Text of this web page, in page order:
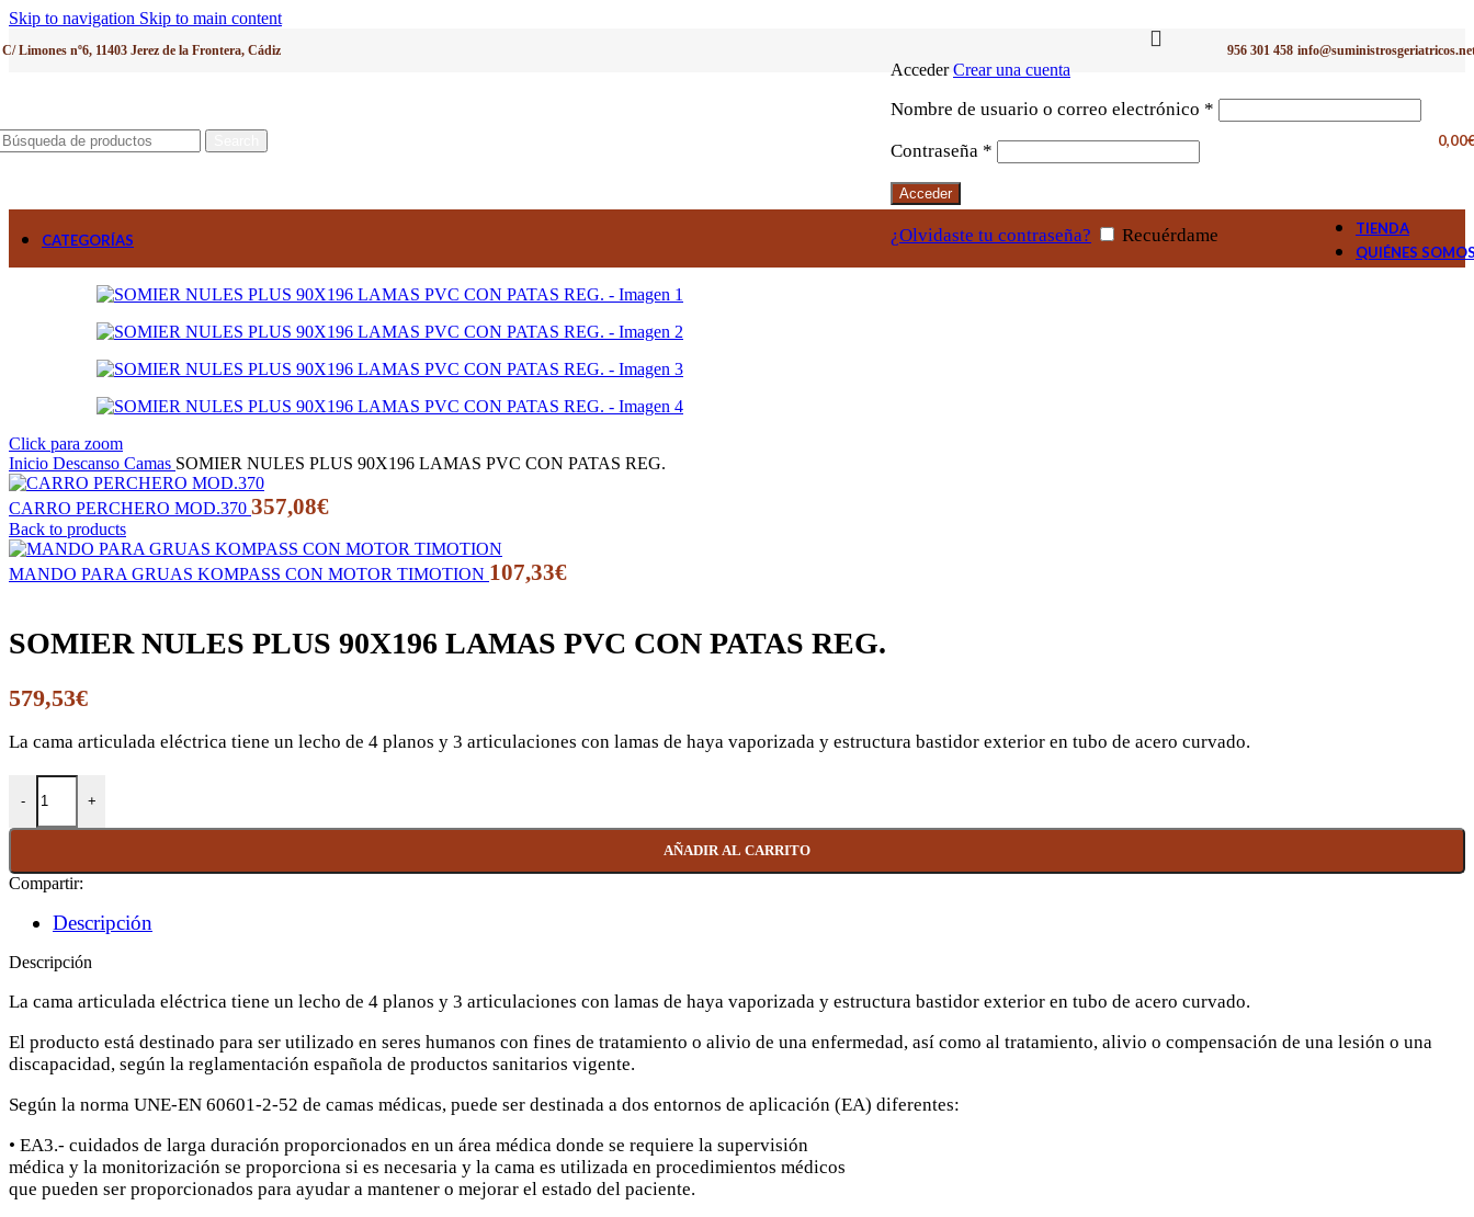
Skip to navigation Skip to main content
C/ Limones nº6, 11403 Jerez de la Frontera, Cádiz 956 301 458
AccederCrear una cuenta
Nombre de usuario o correo electrónico *
Contraseña *
Acceder
¿Olvidaste tu contraseña? Recuérdame
0,00
CATEGORÍAS
TIENDA
QUIÉNES
Click para zoom
Inicio Descanso Camas SOMIER NULES PLUS 90X196 LAMAS PVC CON PATAS REG.
CARRO PERCHERO MOD.370 357,08€
Back to products
MANDO PARA GRUAS KOMPASS CON MOTOR TIMOTION 107,33€
SOMIER NULES PLUS 90X196 LAMAS PVC CON PATAS REG.
579,53€
La cama articulada eléctrica tiene un lecho de 4 planos y 3 articulaciones con lamas de haya vaporizada y estructura bastidor exterior en tubo de acero curvado.
SOMIER NULES PLUS 90X196 LAMAS PVC CON PATAS REG. cantidad
AÑADIR AL CARRITO
Compartir:
Descripción
Descripción
La cama articulada eléctrica tiene un lecho de 4 planos y 3 articulaciones con lamas de haya vaporizada y estructura bastidor exterior en tubo de acero curvado.
El producto está destinado para ser utilizado en seres humanos con fines de tratamiento o alivio de una enfermedad, así como al tratamiento, alivio o compensación de una lesión o una
discapacidad, según la reglamentación española de productos sanitarios vigente.
Según la norma UNE-EN 60601-2-52 de camas médicas, puede ser destinada a dos entornos de aplicación (EA) diferentes:
• EA3.- cuidados de larga duración proporcionados en un área médica donde se requiere la supervisión
médica y la monitorización se proporciona si es necesaria y la cama es utilizada en procedimientos médicos
que pueden ser proporcionados para ayudar a mantener o mejorar el estado del paciente.